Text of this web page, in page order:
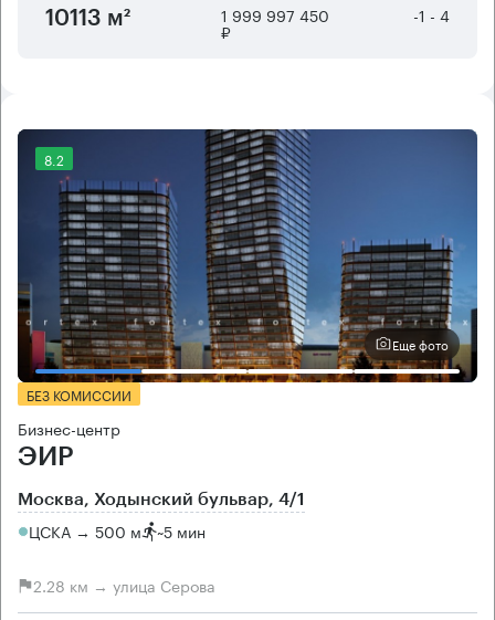
10113 м² 1 999 997 450
₽
-1 - 4
8.2
Еще фото
БЕЗ КОМИССИИ
Бизнес-центр
ЭИР
Москва, Ходынский бульвар, 4/1
ЦСКА → 500 м ~5 мин
2.28 км → улица Серова